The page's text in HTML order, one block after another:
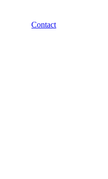
Contact